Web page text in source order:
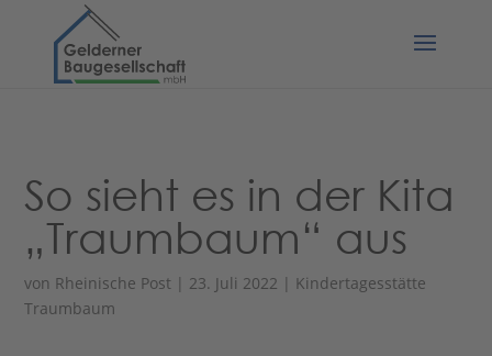
So sieht es in der Kita
„Traumbaum“ aus
von Rheinische Post | 23. Juli 2022 | Kindertagesstätte
Traumbaum